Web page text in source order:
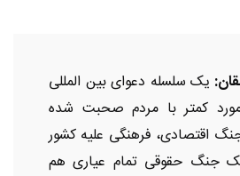
یک سلسله دعوای بین المللی
کمتر با مردم صحبت شده
اقتصادی، فرهنگی علیه کشور
جنگ حقوقی تمام عیاری هم